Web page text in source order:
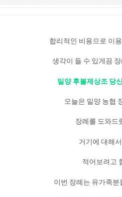
합리적인 비용으로 이
생각이 들 수 있게끔
밀양 후불제상조 당
오늘은 밀양 농협
장례를 도와드
거기에 대해
적어보려고
이번 장례는 유가족분